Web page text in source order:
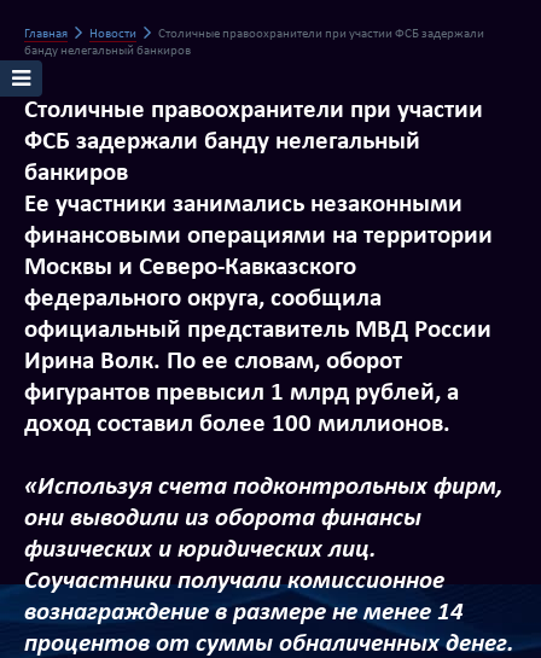
Главная Новости
Столичные правоохранители при участии ФСБ задержали
банду нелегальный банкиров
Столичные правоохранители при участии
ФСБ задержали банду нелегальный
банкиров
Ее участники занимались незаконными
финансовыми операциями на территории
Москвы и Северо-Кавказского
федерального округа, сообщила
официальный представитель МВД России
Ирина Волк. По ее словам, оборот
фигурантов превысил 1 млрд рублей, а
доход составил более 100 миллионов.
«Используя счета подконтрольных фирм,
они выводили из оборота финансы
физических и юридических лиц.
Соучастники получали комиссионное
вознаграждение в размере не менее 14
процентов от суммы обналиченных денег.